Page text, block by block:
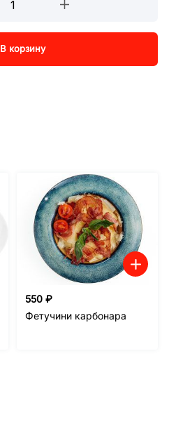
В корзину
550 ₽
Фетучини карбонара